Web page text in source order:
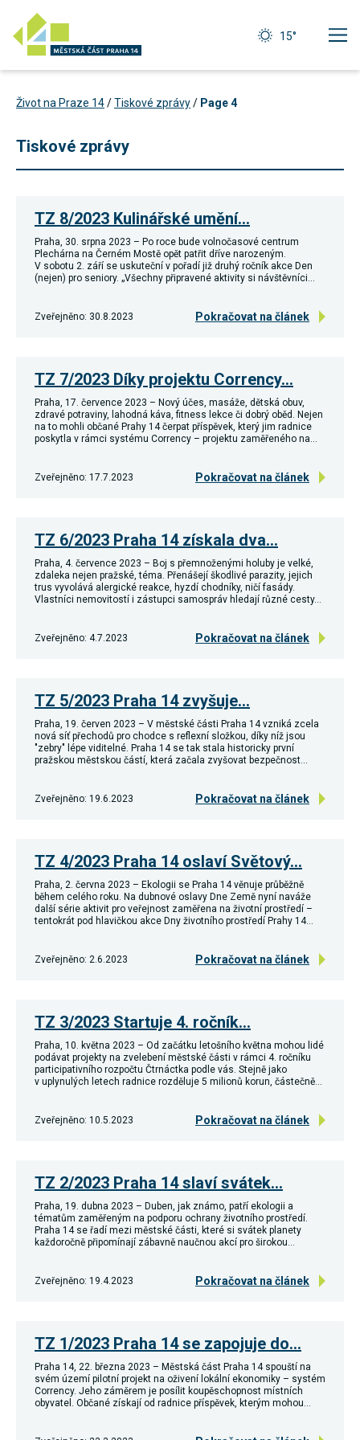
15°
Život na Praze 14/Tiskové zprávy/ Page 4
Tiskové zprávy
TZ 8/2023 Kulinářské umění…
Praha, 30. srpna 2023 – Po roce bude volnočasové centrum
Plechárna na Černém Mostě opět patřit dříve narozeným.
V sobotu 2. září se uskuteční v pořadí již druhý ročník akce Den
(nejen) pro seniory. „Všechny připravené aktivity si návštěvníci…
Zveřejněno: 30.8.2023 Pokračovat na článek
TZ 7/2023 Díky projektu Corrency…
Praha, 17. července 2023 – Nový účes, masáže, dětská obuv,
zdravé potraviny, lahodná káva, fitness lekce či dobrý oběd. Nejen
na to mohli občané Prahy 14 čerpat příspěvek, který jim radnice
poskytla v rámci systému Corrency – projektu zaměřeného na…
Zveřejněno: 17.7.2023 Pokračovat na článek
TZ 6/2023 Praha 14 získala dva…
Praha, 4. července 2023 – Boj s přemnoženými holuby je velké,
zdaleka nejen pražské, téma. Přenášejí škodlivé parazity, jejich
trus vyvolává alergické reakce, hyzdí chodníky, ničí fasády.
Vlastníci nemovitostí i zástupci samospráv hledají různé cesty…
Zveřejněno: 4.7.2023 Pokračovat na článek
TZ 5/2023 Praha 14 zvyšuje…
Praha, 19. červen 2023 – V městské části Praha 14 vzniká zcela
nová síť přechodů pro chodce s reflexní složkou, díky níž jsou
"zebry" lépe viditelné. Praha 14 se tak stala historicky první
pražskou městskou částí, která začala zvyšovat bezpečnost…
Zveřejněno: 19.6.2023 Pokračovat na článek
TZ 4/2023 Praha 14 oslaví Světový…
Praha, 2. června 2023 – Ekologii se Praha 14 věnuje průběžně
během celého roku. Na dubnové oslavy Dne Země nyní naváže
další série aktivit pro veřejnost zaměřena na životní prostředí –
tentokrát pod hlavičkou akce Dny životního prostředí Prahy 14…
Zveřejněno: 2.6.2023 Pokračovat na článek
TZ 3/2023 Startuje 4. ročník…
Praha, 10. května 2023 – Od začátku letošního května mohou lidé
podávat projekty na zvelebení městské části v rámci 4. ročníku
participativního rozpočtu Čtrnáctka podle vás. Stejně jako
v uplynulých letech radnice rozděluje 5 milionů korun, částečně…
Zveřejněno: 10.5.2023 Pokračovat na článek
TZ 2/2023 Praha 14 slaví svátek…
Praha, 19. dubna 2023 – Duben, jak známo, patří ekologii a
tématům zaměřeným na podporu ochrany životního prostředí.
Praha 14 se řadí mezi městské části, které si svátek planety
každoročně připomínají zábavně naučnou akcí pro širokou…
Zveřejněno: 19.4.2023 Pokračovat na článek
TZ 1/2023 Praha 14 se zapojuje do…
Praha 14, 22. března 2023 – Městská část Praha 14 spouští na
svém území pilotní projekt na oživení lokální ekonomiky – systém
Corrency. Jeho záměrem je posílit koupěschopnost místních
obyvatel. Občané získají od radnice příspěvek, kterým mohou…
Technické
správné
fungování
webu a všech
funkcí, které
nabízí.
Nepožadujeme
využitím
technických
důvodu
technické
cookies
nemohou být
individuálně
deaktivovány
Analytické
cookies nám
umožňují
měření
výkonu
našeho webu
reklamních
kampaní.
a zdroje
návštěv
našich
internetových
stránek. Data
získaná
zpracováváme
které ukazují
na konkrétní
uživatelé
našeho webu.
Pokud
vypnete
cookies ve
vztahu k Vaší
analýzy
výkonu a
optimalizace
našich
opatření.
Personalizované
další technologie,
abychom
přizpůsobili naše
webové stránky
potřebám a zájmům
našich návštěvníků.